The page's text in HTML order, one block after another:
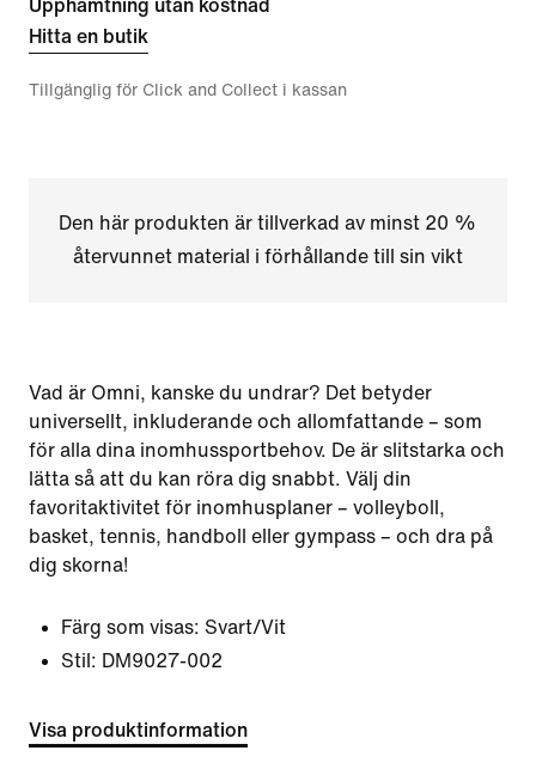
Upphämtning utan kostnad
Hitta en butik
Tillgänglig för Click and Collect i kassan
Den här produkten är tillverkad av minst 20 %
återvunnet material i förhållande till sin vikt
Vad är Omni, kanske du undrar? Det betyder
universellt, inkluderande och allomfattande – som
för alla dina inomhussportbehov. De är slitstarka och
lätta så att du kan röra dig snabbt. Välj din
favoritaktivitet för inomhusplaner – volleyboll,
basket, tennis, handboll eller gympass – och dra på
dig skorna!
Färg som visas: Svart/Vit
Stil: DM9027-002
Visa produktinformation